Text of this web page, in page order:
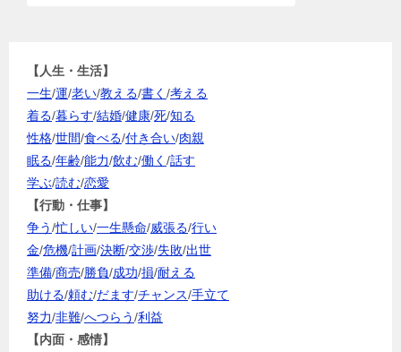
【人生・生活】
一生/運/老い/教える/書く /考える
着る/暮らす/結婚/健康/死/知る
性格/世間/食べる/付き合い/肉親
眠る/年齢/能力/飲む/働く /話す
学ぶ/読む/恋愛
【行動・仕事】
争う/忙しい/一生懸命/威張る/行い
金/危機/計画/決断/交渉/失敗/出世
準備/商売/勝負/成功/損/耐える
助ける/頼む/だます/チャンス/手立て
努力/非難/へつらう/利益
【内面・感情】